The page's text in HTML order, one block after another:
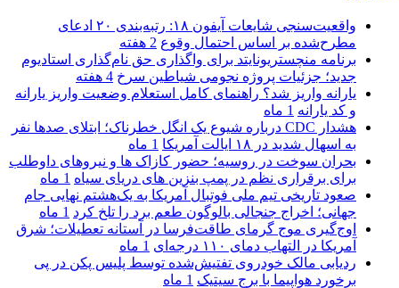
واقعیت‌سنجی شایعات آیفون ۱۸: رتبه‌بندی ۲۰ ادعای
مطرح‌شده بر اساس احتمال وقوع 2 هفته
برنامه منچستریونایتد برای واگذاری حق نام‌گذاری استادیوم
جدید؛ جزئیات پروژه نجومی شیاطین سرخ 4 هفته
یارانه واریز شد؟ راهنمای کامل استعلام وضعیت واریز یارانه
و کد یارانه 1 ماه
هشدار CDC درباره شیوع یک انگل خطرناک؛ ابتلای صدها نفر
به اسهال شدید در ۱۸ ایالت آمریکا
1 ماه
بحران سوخت در روسیه؛ حضور کازاک‌ ها و نیروهای داوطلب
برای برقراری نظم در پمپ بنزین‌ های دریای سیاه 1 ماه
صعود تاریخی تیم ملی فوتبال آمریکا به یک‌هشتم نهایی جام
جهانی؛ اخراج جنجالی بالوگون طعم برد را تلخ کرد 1 ماه
اوج‌گیری موج گرمای طاقت‌فرسا در آستانه تعطیلات؛ شرق
آمریکا در التهاب دمای ۱۱۰ درجه‌ای
1 ماه
ردیابی مالک خودروی تفتیش‌شده توسط پلیس پکن در پی
برخورد هواپیما با برج سیتیک 1 ماه